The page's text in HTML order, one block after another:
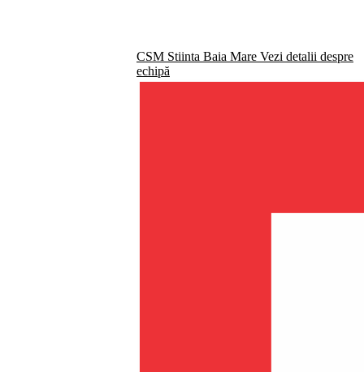
CSM Stiinta Baia Mare Vezi detalii despre
echipă